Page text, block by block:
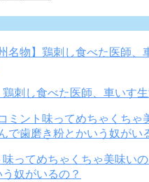
鶏刺し食べた医師、車いす
ってめちゃくちゃ美味い
奴がいるの？